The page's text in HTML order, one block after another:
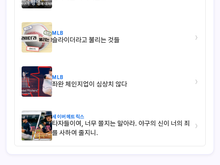
MLB
슬라이더라고 불리는 것들 ›
MLB
좌완 체인지업이 심상치 않다 ›
세이버메트릭스
타자들이여, 너무 쫄지는 말아라. 야구의 신이 너의 죄
를 사하여 줄지니.
›